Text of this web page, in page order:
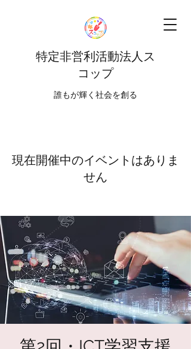
特定非営利活動法人ス
コップ
​​誰もが輝く社会を創る
現在開催中のイベントはありま
せん